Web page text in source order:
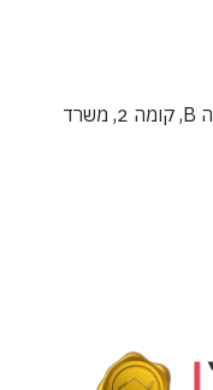
רחוב יגאל אלון 159 תל-אביב כניסה B, קומה 2, משרד